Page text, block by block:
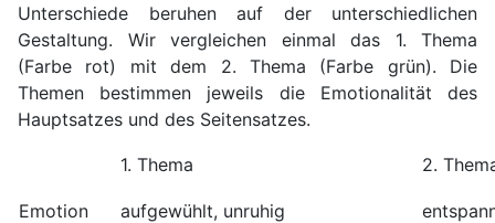
Unterschiede beruhen auf der unterschiedlichen
Gestaltung. Wir vergleichen einmal das 1. Thema
(Farbe rot) mit dem 2. Thema (Farbe grün). Die
Themen bestimmen jeweils die Emotionalität des
Hauptsatzes und des Seitensatzes.
1. Thema 2.
Emotion aufgewühlt, unruhig